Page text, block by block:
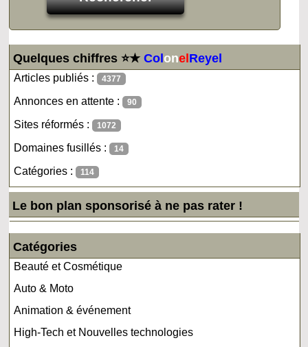
Quelques chiffres ⭐★ColonelReyel
Articles publiés : 4377
Annonces en attente : 90
Sites réformés : 1072
Domaines fusillés : 14
Catégories : 114
Le bon plan sponsorisé à ne pas rater !
Catégories
Beauté et Cosmétique
Auto & Moto
Animation & événement
High-Tech et Nouvelles technologies